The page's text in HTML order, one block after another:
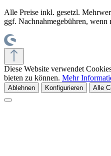
Alle Preise inkl. gesetzl.
ggf. Nachnahmegebühren, wenn
Diese Website verwendet
bieten zu können. Mehr
Ablehnen Konfigurieren Alle